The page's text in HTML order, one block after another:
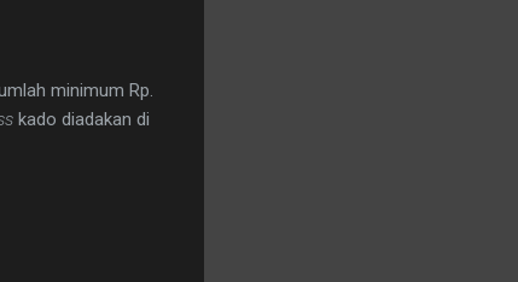
minimum Rp.
kado diadakan di